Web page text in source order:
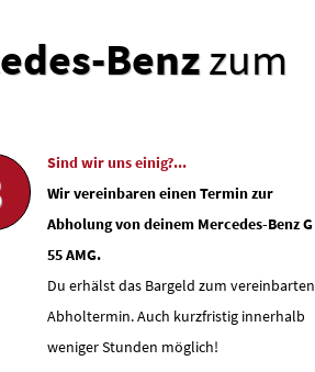
Benzzum
Sind wir uns einig?...
Wir vereinbaren einen Termin zur
Abholung von deinem Mercedes-Benz G
55 AMG.
Du erhälst das Bargeld zum vereinbarten
Abholtermin. Auch kurzfristig innerhalb
weniger Stunden möglich!